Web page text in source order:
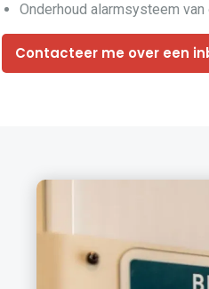
Onderhoud alarmsysteem
Contacteer me over een